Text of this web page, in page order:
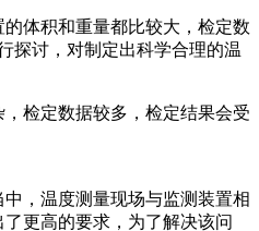
体积和重量都比较大，检定数
探讨，对制定出科学合理的温
检定数据较多，检定结果会受
，温度测量现场与监测装置相
更高的要求，为了解决该问